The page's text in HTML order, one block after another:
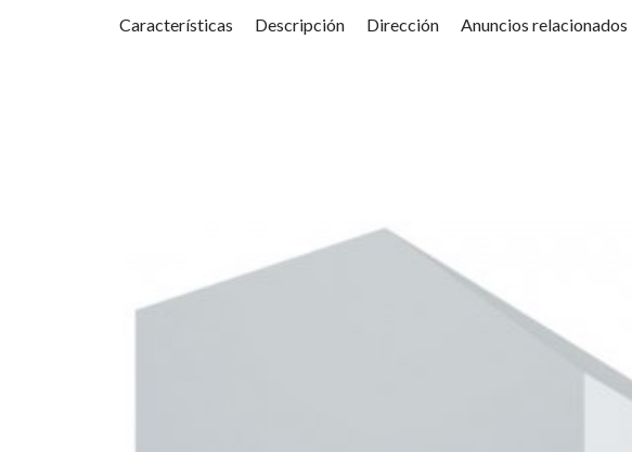
Características Descripción Dirección Anuncios relacionados